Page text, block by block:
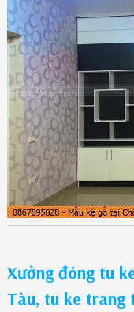
Xưởng đóng tu
Tàu, tu ke trang